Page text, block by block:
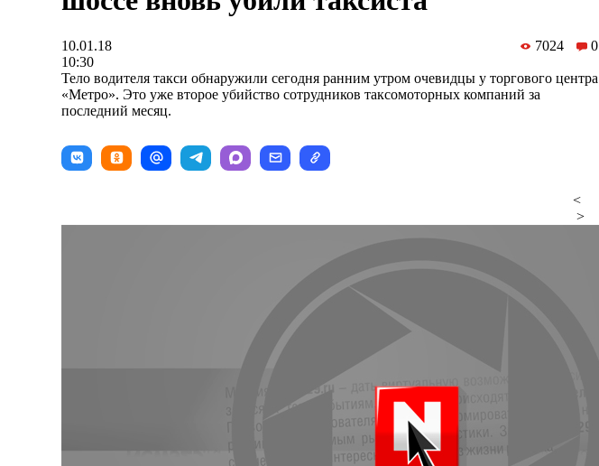
10.01.18
10:30
7024 0
Тело водителя такси обнаружили сегодня ранним утром очевидцы у торгового центра
«Метро». Это уже второе убийство сотрудников таксомоторных компаний за
последний месяц.
<
>